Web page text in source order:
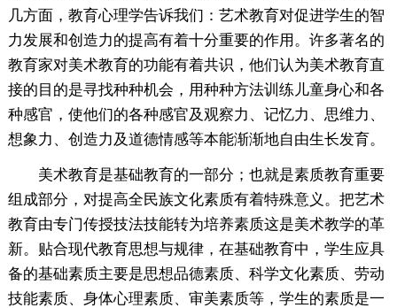
几方面，教育心理学告诉我们：艺术教育对促进学生的智
力发展和创造力的提高有着十分重要的作用。许多著名的
教育家对美术教育的功能有着共识，他们认为美术教育直
接的目的是寻找种种机会，用种种方法训练儿童身心和各
种感官，使他们的各种感官及观察力、记忆力、思维力、
想象力、创造力及道德情感等本能渐渐地自由生长发育。
美术教育是基础教育的一部分；也就是素质教育重要
组成部分，对提高全民族文化素质有着特殊意义。把艺术
教育由专门传授技法技能转为培养素质这是美术教学的革
新。贴合现代教育思想与规律，在基础教育中，学生应具
备的基础素质主要是思想品德素质、科学文化素质、劳动
技能素质、身体心理素质、审美素质等，学生的素质是一